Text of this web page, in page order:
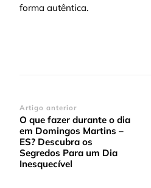
forma autêntica.
Navegação
de
post
Artigo anterior
O que fazer durante o dia
em Domingos Martins –
ES? Descubra os
Segredos Para um Dia
Inesquecível